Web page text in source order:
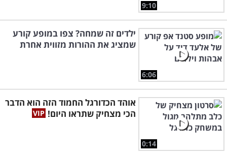
9:10
6:06
ילדים זה שמחה? צפו במופע קורע
שמציג את ההורות מזווית אחרת
0:14
אוהד הכדורגל החמוד הזה הוא הדבר
הכי מצחיק שתראו היום!